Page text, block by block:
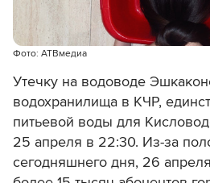
Фото: АТВмедиа
Утечку на водоводе
водохранилища в КЧР,
питьевой воды для
25 апреля в 22:30. Из-за
сегодняшнего дня, 26